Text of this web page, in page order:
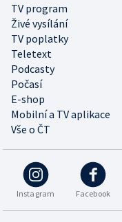
TV program
Živé vysílání
TV poplatky
Teletext
Podcasty
Počasí
E-shop
Mobilní a TV aplikace
Vše o ČT
Instagram Facebook